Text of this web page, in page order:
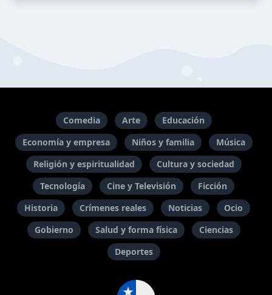
Comedia Arte
Educación
Economía y empresa
Niños y familia
Música
Religión y espiritualidad
Cultura y sociedad
Tecnología
Cine y Televisión
Ficción
Historia
Crímenes reales Noticias
Ocio
Gobierno
Salud y forma física
Ciencias
Deportes